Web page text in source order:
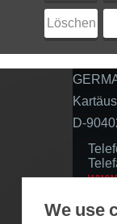
Löschen
D-
We use